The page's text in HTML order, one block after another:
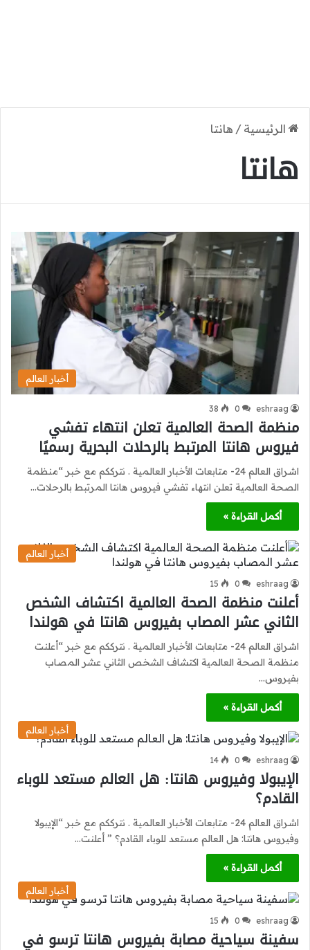
الرئيسية / هانتا
هانتا
أخبار العالم
eshraag
0
38
منظمة الصحة العالمية تعلن انتهاء تفشي
فيروس هانتا المرتبط بالرحلات البحرية رسميًا
اشراق العالم 24- متابعات الأخبار العالمية . نترككم مع خبر “منظمة
الصحة العالمية تعلن انتهاء تفشي فيروس هانتا المرتبط بالرحلات…
أكمل القراءة »
أخبار العالم
eshraag
0
15
أعلنت منظمة الصحة العالمية اكتشاف الشخص
الثاني عشر المصاب بفيروس هانتا في هولندا
اشراق العالم 24- متابعات الأخبار العالمية . نترككم مع خبر “أعلنت
منظمة الصحة العالمية اكتشاف الشخص الثاني عشر المصاب
بفيروس…
أكمل القراءة »
أخبار العالم
eshraag
0
14
الإيبولا وفيروس هانتا: هل العالم مستعد للوباء
القادم؟
اشراق العالم 24- متابعات الأخبار العالمية . نترككم مع خبر “الإيبولا
وفيروس هانتا: هل العالم مستعد للوباء القادم؟ ” أعلنت…
أكمل القراءة »
أخبار العالم
eshraag
0
15
سفينة سياحية مصابة بفيروس هانتا ترسو في